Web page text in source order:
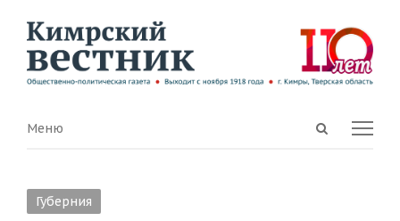
Open
Menu
Меню
Губерния